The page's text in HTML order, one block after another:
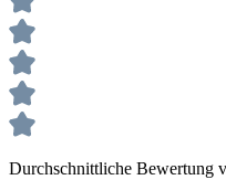
Durchschnittliche Bewertung